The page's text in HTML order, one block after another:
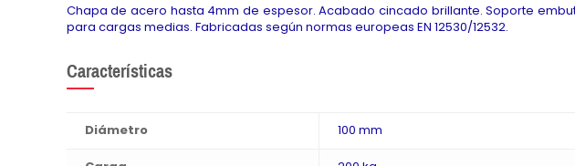
Chapa de acero hasta 4mm de espesor. Acabado cincado brillante. Soporte
para cargas medias. Fabricadas según normas europeas EN 12530/12532.
Características
Diámetro 100 mm